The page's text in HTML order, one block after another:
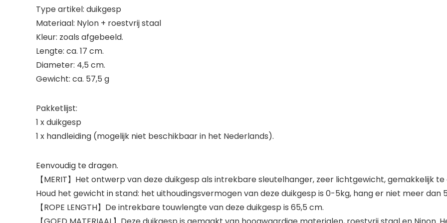
Type artikel: duikgesp
Materiaal: Nylon + roestvrij staal
Kleur: zoals afgebeeld.
Lengte: ca. 17 cm.
Diameter: 4,5 cm.
Gewicht: ca. 57,5 g
Pakketlijst:
1 x duikgesp
1 x handleiding (mogelijk niet beschikbaar in het Nederlands).
Eenvoudig te dragen.
【MERIT】Het ontwerp van deze duikgesp als intrekbare sleutelhanger, zeer lichtgewicht, gemakkelijk
Houd het gewicht in stand: het uithoudingsvermogen van deze duikgesp is 0-5kg, hang er niet meer dan
【ROPE LENGTH】De intrekbare touwlengte van deze duikgesp is 65,5 cm.